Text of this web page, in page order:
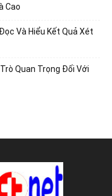
Cao
Và Hiểu Kết Quả Xét
Quan Trọng Đối Với